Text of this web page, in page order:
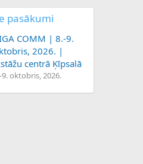
pasākumi
COMM | 8.-9.
2026. |
centrā Ķīpsalā
9. oktobris, 2026.